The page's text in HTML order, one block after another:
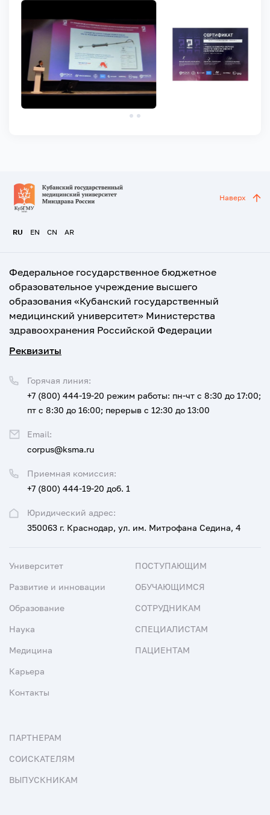
RU EN CN AR
Наверх
Федеральное государственное бюджетное
образовательное учреждение высшего
образования «Кубанский государственный
медицинский университет» Министерства
здравоохранения Российской Федерации
Реквизиты
Юридический адрес:
350063 г. Краснодар, ул. им. Митрофана Седина, 4
Приемная комиссия:
+7 (800) 444-19-20 доб. 1
Горячая линия:
+7 (800) 444-19-20 режим работы: пн-чт с 8:30 до 17:00;
пт с 8:30 до 16:00; перерыв с 12:30 до 13:00
Email:
corpus@ksma.ru
Университет
Развитие и инновации
Образование
Наука
Медицина
Карьера
Контакты
ПОСТУПАЮЩИМ
ОБУЧАЮЩИМСЯ
СОТРУДНИКАМ
СПЕЦИАЛИСТАМ
ПАЦИЕНТАМ
ПАРТНЕРАМ
СОИСКАТЕЛЯМ
ВЫПУСКНИКАМ